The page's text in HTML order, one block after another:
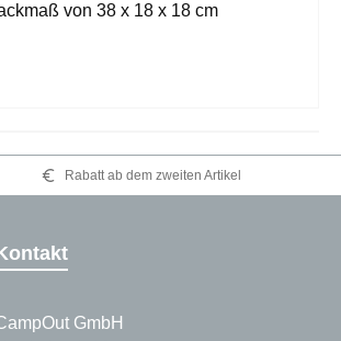
von 38 x 18 x 18 cm
Rabatt ab dem zweiten Artikel
GmbH